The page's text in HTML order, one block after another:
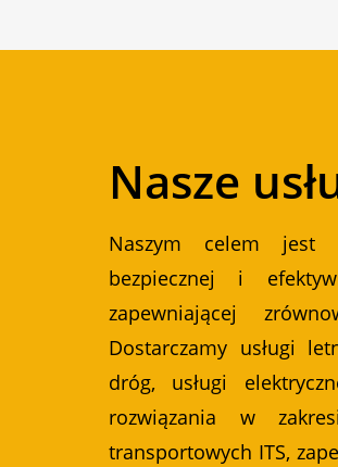
Nasze
Naszym celem jest
bezpiecznej i
zapewniającej
Dostarczamy usługi
dróg, usługi
rozwiązania w
transportowych ITS,